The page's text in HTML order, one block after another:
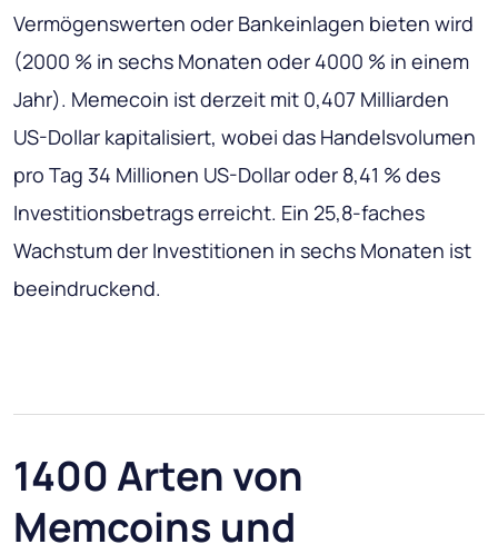
Vermögenswerten oder Bankeinlagen bieten wird
(2000 % in sechs Monaten oder 4000 % in einem
Jahr). Memecoin ist derzeit mit 0,407 Milliarden
US-Dollar kapitalisiert, wobei das Handelsvolumen
pro Tag 34 Millionen US-Dollar oder 8,41 % des
Investitionsbetrags erreicht. Ein 25,8-faches
Wachstum der Investitionen in sechs Monaten ist
beeindruckend.
1400 Arten von
Memcoins und